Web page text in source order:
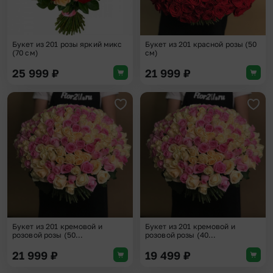
Букет из 201 розы яркий микс
(70 см)
25 999 ₽
Букет из 201 красной розы (50
см)
21 999 ₽
Добавить в избранное
Букет из 201 кремовой и
розовой розы (50...
21 999 ₽
Букет из 201 кремовой и
розовой розы (40...
19 499 ₽